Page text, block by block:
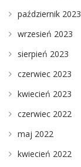
październik 2023
wrzesień 2023
sierpień 2023
czerwiec 2023
kwiecień 2023
czerwiec 2022
maj 2022
kwiecień 2022